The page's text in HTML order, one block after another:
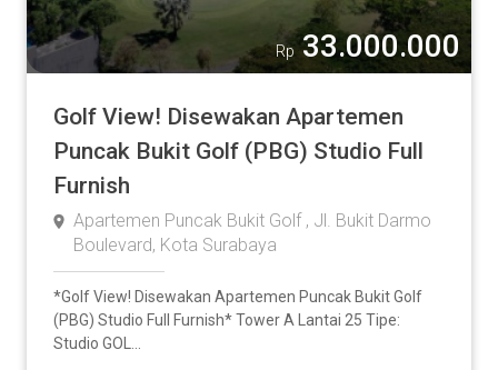
Rp 33.000.000
Golf View! Disewakan Apartemen
Puncak Bukit Golf (PBG) Studio Full
Furnish
Apartemen Puncak Bukit Golf , Jl. Bukit Darmo
Boulevard, Kota Surabaya
*Golf View! Disewakan Apartemen Puncak Bukit Golf
(PBG) Studio Full Furnish* Tower A Lantai 25 Tipe:
Studio GOL...